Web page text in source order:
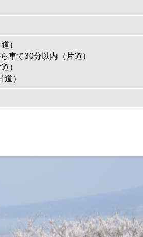
）
車で30分以内（片道）
）
）